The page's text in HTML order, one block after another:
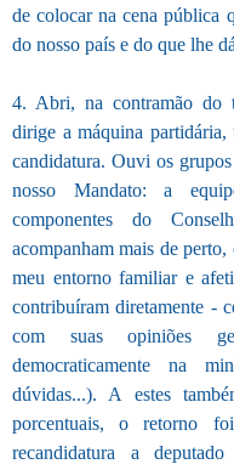
de colocar na cena pública
do nosso país e do que lhe
4. Abri, na contramão do
dirige a máquina partidária,
candidatura. Ouvi os
nosso Mandato: a
componentes do
acompanham mais de
meu entorno familiar e
contribuíram diretamente -
com suas opiniões
democraticamente na
dúvidas...). A estes
porcentuais, o retorno
recandidatura a